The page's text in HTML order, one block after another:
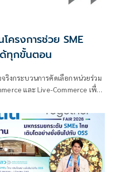
ครงการช่วย SME
ด้ทุกขั้นตอน
ริงกระบวนการคัดเลือกหน่วยร่วม
และ Live-Commerce เพื่อ